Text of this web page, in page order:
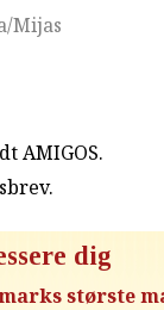
Mijas
AMIGOS.
.
dig
største